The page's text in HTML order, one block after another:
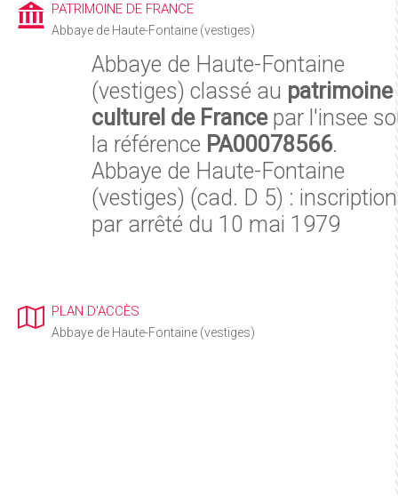
PATRIMOINE DE FRANCE
Abbaye de Haute-Fontaine (vestiges)
Abbaye de Haute-Fontaine
(vestiges) classé au patrimoine
culturel de Francepar l'insee
la référence PA00078566.
Abbaye de Haute-Fontaine
(vestiges) (cad. D 5) : inscription
par arrêté du 10 mai 1979
PLAN D'ACCÈS
Abbaye de Haute-Fontaine (vestiges)